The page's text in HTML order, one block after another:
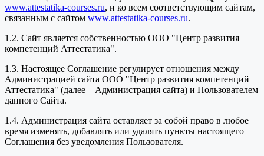
www.attestatika-courses.ru, и ко всем соответствующим сайтам,
связанным с сайтом www.attestatika-courses.ru.
1.2. Сайт является собственностью ООО "Центр развития
компетенций Аттестатика".
1.3. Настоящее Соглашение регулирует отношения между
Администрацией сайта ООО "Центр развития компетенций
Аттестатика" (далее – Администрация сайта) и Пользователем
данного Сайта.
1.4. Администрация сайта оставляет за собой право в любое
время изменять, добавлять или удалять пункты настоящего
Соглашения без уведомления Пользователя.